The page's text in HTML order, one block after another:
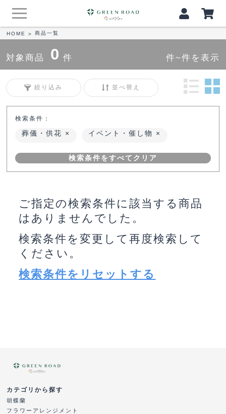
HOME > 商品一覧
対象商品 0 件 件~件を表示
絞り込み 並べ替え
検索条件：
葬儀・供花 イベント・催し物
検索条件をすべてクリア
ご指定の検索条件に該当する商品
はありませんでした。
検索条件を変更して再度検索して
ください。
検索条件をリセットする
カテゴリから探す
胡蝶蘭
フラワーアレンジメント